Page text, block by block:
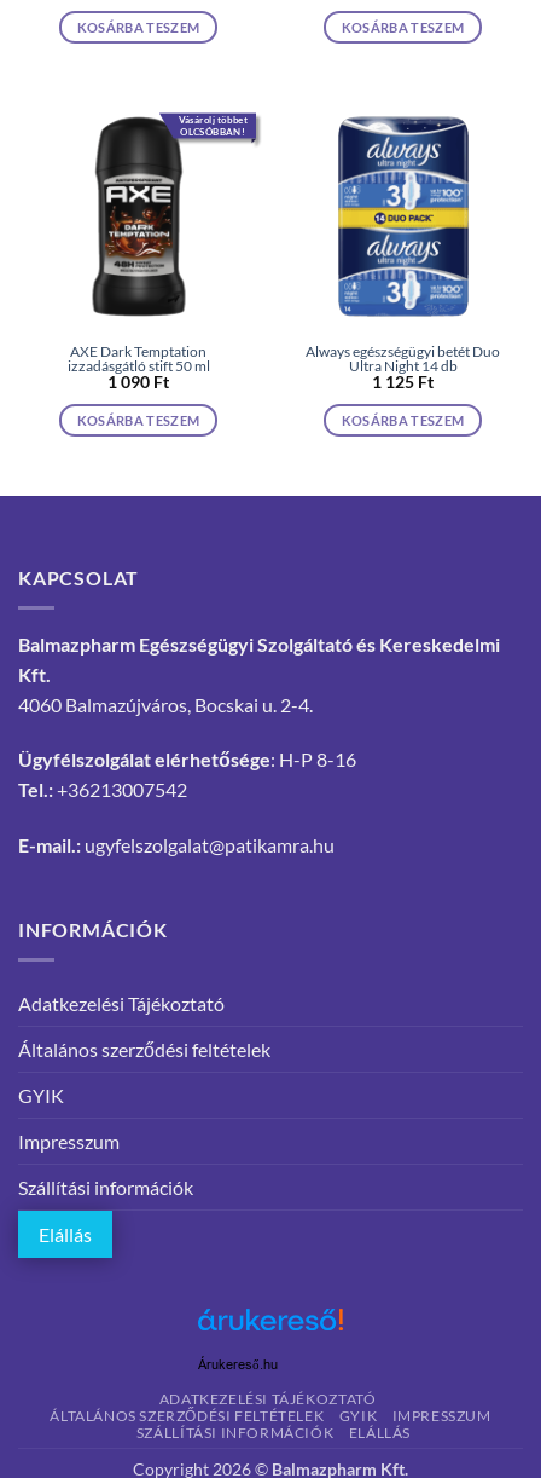
KOSÁRBA TESZEM KOSÁRBA TESZEM
Vásárolj többet
OLCSÓBBAN!
AXE Dark Temptation
izzadásgátló stift 50 ml
1 090 Ft
KOSÁRBA TESZEM
Always egészségügyi betét Duo
Ultra Night 14 db
1 125 Ft
KOSÁRBA TESZEM
KAPCSOLAT
Balmazpharm Egészségügyi Szolgáltató és Kereskedelmi
Kft.
4060 Balmazújváros, Bocskai u. 2-4.
Ügyfélszolgálat elérhetősége: H-P 8-16
Tel.:+36213007542
E-mail.: ugyfelszolgalat@patikamra.hu
INFORMÁCIÓK
Adatkezelési Tájékoztató
Általános szerződési feltételek
GYIK
Impresszum
Szállítási információk
Elállás
Árukereső.hu
ADATKEZELÉSI TÁJÉKOZTATÓ
ÁLTALÁNOS SZERZŐDÉSI FELTÉTELEK
GYIK
IMPRESSZUM
SZÁLLÍTÁSI INFORMÁCIÓK
ELÁLLÁS
Copyright 2026 © Balmazpharm Kft.